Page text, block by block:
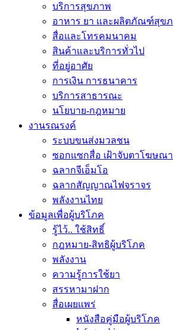
บริการสุขภาพ
อาหาร ยา และผลิตภัณฑ์สุข
สื่อและโทรคมนาคม
สินค้าและบริการทั่วไป
ที่อยู่อาศัย
การเงิน การธนาคาร
บริการสาธารณะ
นโยบาย-กฎหมาย
งานรณรงค์
ระบบขนส่งมวลชน
ซอกแซกสื่อ เฝ้าจับตาโฆษณา
ฉลากจีเอ็มโอ
ฉลากสัญญาณไฟจราจร
พลังงานไทย
ข้อมูลเพื่อผู้บริโภค
รู้ไว้.. ใช้สิทธิ์
กฎหมาย-สิทธิผู้บริโภค
พลังงาน
ความรู้การใช้ยา
สรรหามาฝาก
สื่อเผยแพร่
หนังสือคู่มือผู้บริโภค